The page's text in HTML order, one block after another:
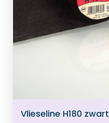
Vlieseline H180 zwart